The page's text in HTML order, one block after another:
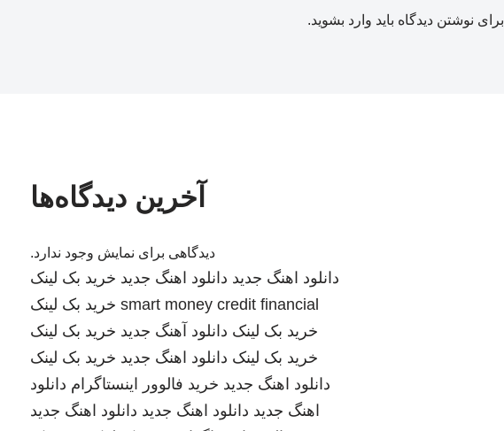
برای نوشتن دیدگاه باید وارد بشوید.
آخرین دیدگاه‌ها
دیدگاهی برای نمایش وجود ندارد.
دانلود اهنگ جدید دانلود اهنگ جدید خرید بک لینک
smart money credit financial خرید بک لینک
خرید بک لینک دانلود آهنگ جدید خرید بک لینک
خرید بک لینک دانلود اهنگ جدید خرید بک لینک
دانلود اهنگ جدید خرید فالوور اینستاگرام دانلود
اهنگ جدید دانلود اهنگ جدید دانلود اهنگ جدید